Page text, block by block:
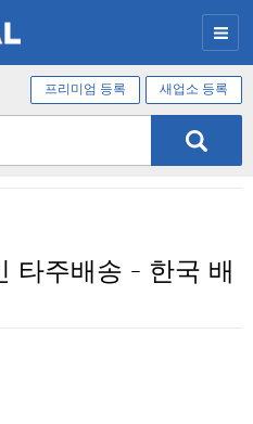
새업소 등록
프리미엄 등록
타주배송 - 한국 배